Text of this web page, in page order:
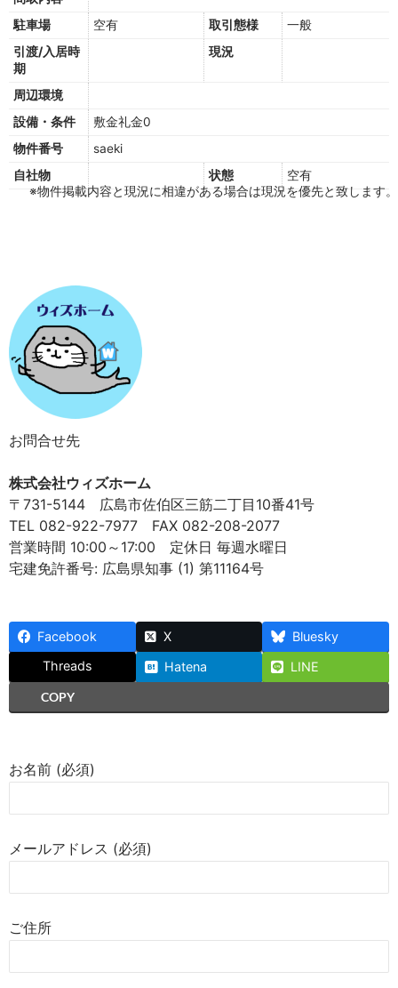
駐車場
空有 取引態様
一般
引渡/入居時
期
現況
周辺環境
設備・条件
敷金礼金0
物件番号
saeki
自社物
状態
空有
※物件掲載内容と現況に相違がある場合は現況を優先と致します。
お問合せ先
株式会社ウィズホーム
〒731-5144 広島市佐伯区三筋二丁目10番41号
TEL 082-922-7977 FAX 082-208-2077
営業時間 10:00～17:00 定休日 毎週水曜日
宅建免許番号: 広島県知事 (1) 第11164号
Facebook X
Bluesky
Threads
Hatena
LINE
COPY
お名前 (必須)
メールアドレス (必須)
ご住所